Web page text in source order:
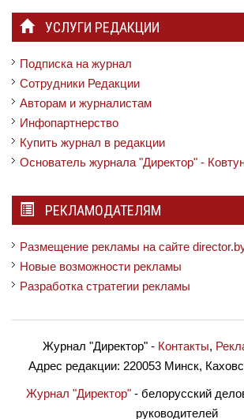
УСЛУГИ РЕДАКЦИИ
Подписка на журнал
Сотрудники Редакции
Авторам и журналистам
Инфопартнерство
Купить журнал в редакции
Основатель журнала "Директор" -
РЕКЛАМОДАТЕЛЯМ
Размещение рекламы на сайте
Новые возможности рекламы
Разработка стратегии рекламы
Журнал "Директор"- Контакты,
Адрес редакции: 220053 Минск,
Журнал "Директор" - белорусский
руководителей